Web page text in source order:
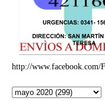
http://www.facebook.com/